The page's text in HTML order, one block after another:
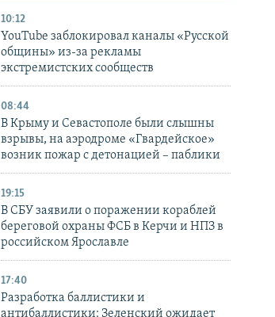
10:12
YouTube заблокировал каналы «Русской
общины» из-за рекламы
экстремистских сообществ
08:44
В Крыму и Севастополе были слышны
взрывы, на аэродроме «Гвардейское»
возник пожар с детонацией – паблики
19:15
В СБУ заявили о поражении кораблей
береговой охраны ФСБ в Керчи и НПЗ в
российском Ярославле
17:40
Разработка баллистики и
антибаллистики: Зеленский ожидает